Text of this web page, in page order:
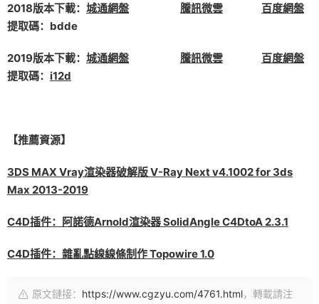
2018版本下載： 城通網盤 騰訊微雲
百度網盤
提取碼：bdde
2019版本下載： 城通網盤 騰訊微雲
百度網盤
提取碼： i12d
【推薦資源】
3DS MAX Vray渲染器破解版 V-Ray Next v4.1002 for 3ds
Max 2013-2019
C4D插件：阿諾德Arnold渲染器 SolidAngle C4DtoA 2.3.1
C4D插件：雜亂點線線條制作 Topowire 1.0
原文鏈接： https://www.cgzyu.com/4761.html，轉載請注